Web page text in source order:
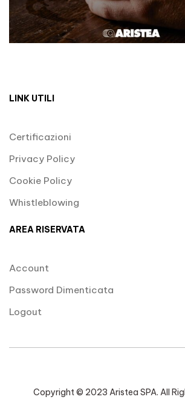
LINK UTILI
Certificazioni
Privacy Policy
Cookie Policy
Whistleblowing
AREA RISERVATA
Account
Password Dimenticata
Logout
Copyright © 2023 Aristea SPA. All